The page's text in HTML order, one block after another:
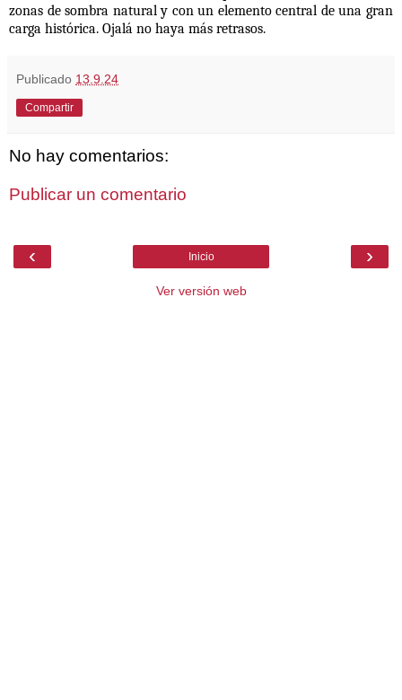
zonas de sombra natural y con un elemento central de una gran
carga histórica. Ojalá no haya más retrasos.
Publicado 13.9.24
Compartir
No hay comentarios:
Publicar un comentario
‹ ›
Inicio
Ver versión web